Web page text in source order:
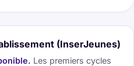
(InserJeunes)
Les premiers cycles